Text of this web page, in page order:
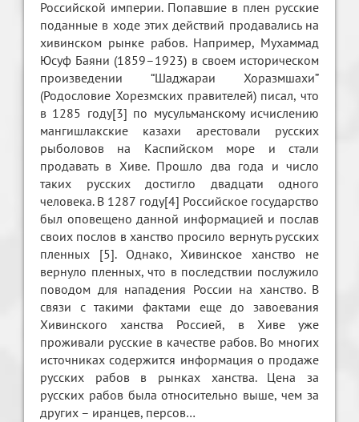
Российской империи. Попавшие в плен русские
поданные в ходе этих действий продавались на
хивинском рынке рабов. Например, Мухаммад
Юсуф Баяни (1859–1923) в своем историческом
произведении “Шаджараи Хоразмшахи”
(Родословие Хорезмских правителей) писал, что
в 1285 году[3] по мусульманскому исчислению
мангишлакские казахи арестовали русских
рыболовов на Каспийском море и стали
продавать в Хиве. Прошло два года и число
таких русских достигло двадцати одного
человека. В 1287 году[4] Российское государство
был оповещено данной информацией и послав
своих послов в ханство просило вернуть русских
пленных [5]. Однако, Хивинское ханство не
вернуло пленных, что в последствии послужило
поводом для нападения России на ханство. В
связи с такими фактами еще до завоевания
Хивинского ханства Россией, в Хиве уже
проживали русские в качестве рабов. Во многих
источниках содержится информация о продаже
русских рабов в рынках ханства. Цена за
русских рабов была относительно выше, чем за
других – иранцев, персов…